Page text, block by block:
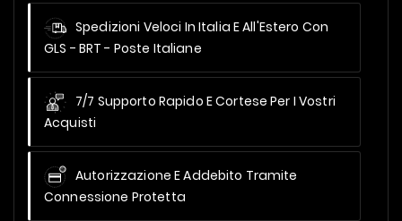
Spedizioni Veloci In Italia E All'Estero Con
GLS - BRT - Poste Italiane
7/7 Supporto Rapido E Cortese Per I Vostri
Acquisti
Autorizzazione E Addebito Tramite
Connessione Protetta